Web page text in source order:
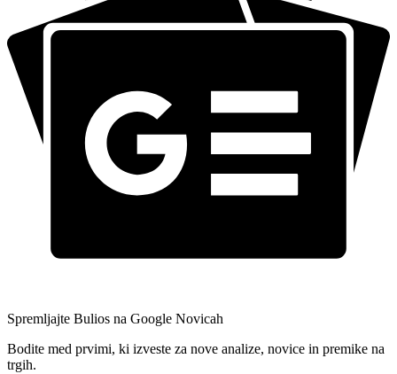
Spremljajte Bulios na Google Novicah
Bodite med prvimi, ki izveste za nove analize, novice in premike na
trgih.